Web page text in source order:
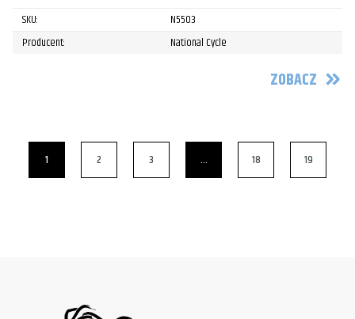
SKU:
N5503
Producent:
National Cycle
ZOBACZ
1 2 3 … 18 19